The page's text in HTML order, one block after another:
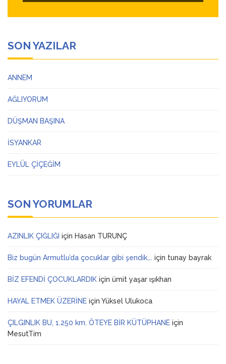
SON YAZILAR
ANNEM
AĞLIYORUM
DÜŞMAN BAŞINA
İSYANKAR
EYLÜL ÇİÇEĞİM
SON YORUMLAR
AZINLIK ÇIĞLIĞI için Hasan TURUNÇ
Biz bugün Armutlu’da çocuklar gibi şendik…. için tunay bayrak
BİZ EFENDİ ÇOCUKLARDIK için ümit yaşar ışıkhan
HAYAL ETMEK ÜZERİNE için Yüksel Ulukoca
ÇILGINLIK BU, 1.250 km. ÖTEYE BİR KÜTÜPHANE için
MesutTim